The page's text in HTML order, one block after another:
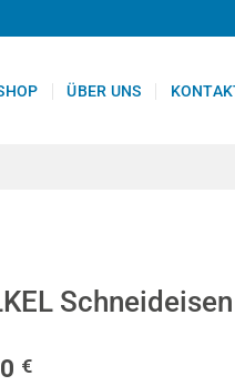
ÜBER UNS
€